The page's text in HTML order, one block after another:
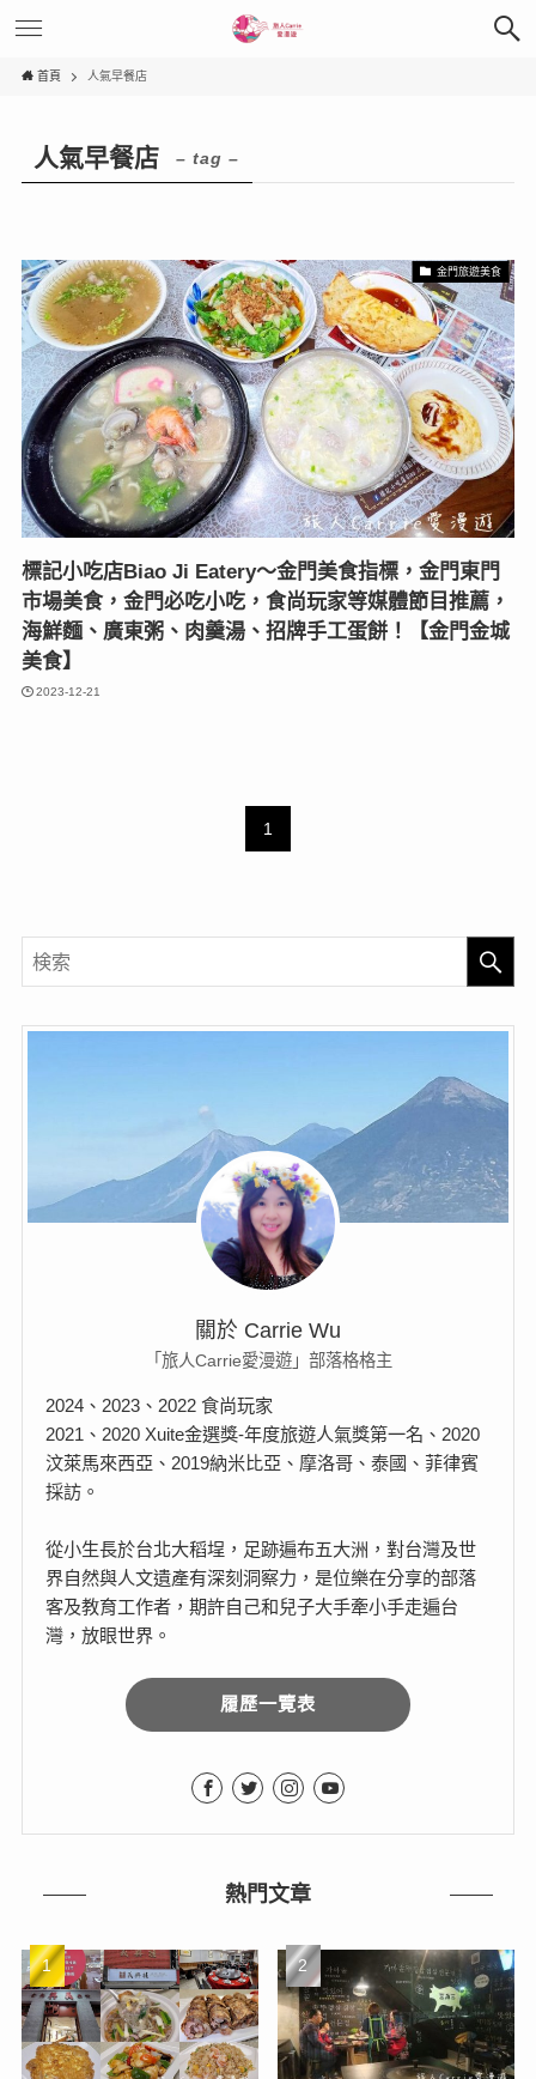
首頁 人氣早餐店
人氣早餐店 – tag –
金門旅遊美食
標記小吃店Biao Ji Eatery〜金門美食指標，金門東門
市場美食，金門必吃小吃，食尚玩家等媒體節目推薦，
海鮮麵、廣東粥、肉羹湯、招牌手工蛋餅！【金門金城
美食】
2023-12-21
1
關於 Carrie Wu
「旅人Carrie愛漫遊」部落格格主
2024、2023、2022 食尚玩家
2021、2020 Xuite金選獎-年度旅遊人氣獎第一名、2020
汶萊馬來西亞、2019納米比亞、摩洛哥、泰國、菲律賓
採訪。
從小生長於台北大稻埕，足跡遍布五大洲，對台灣及世
界自然與人文遺產有深刻洞察力，是位樂在分享的部落
客及教育工作者，期許自己和兒子大手牽小手走遍台
灣，放眼世界。
履歷一覽表
熱門文章